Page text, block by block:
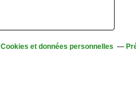
Cookies et données personnelles